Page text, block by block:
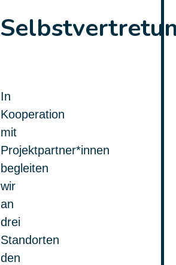
In
Kooperation
mit
Projektpartner*innen
begleiten
wir
an
drei
Standorten
den